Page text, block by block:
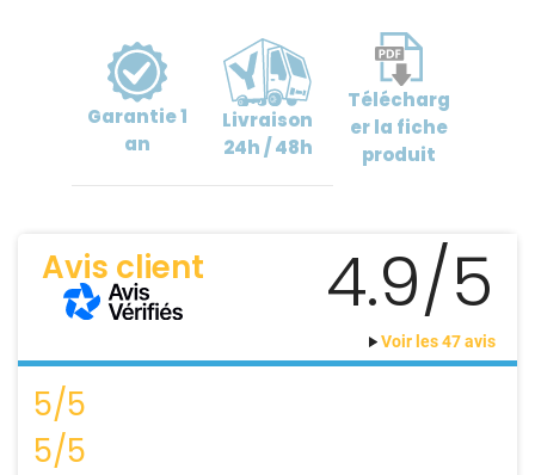
Garantie1
an
Livraison
24h / 48h
Télécharg
erla fiche
produit
Avis client 4.9/5
Voir les 47 avis
5/5
5/5